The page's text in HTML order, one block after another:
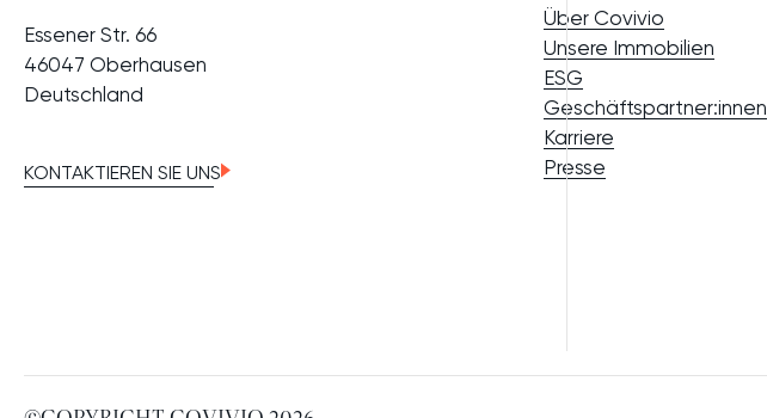
Essener Str. 66
46047 Oberhausen
Deutschland
KONTAKTIEREN SIE UNS
Über Covivio
Unsere Immobilien
ESG
Geschäftspartner:innen
Karriere
Presse